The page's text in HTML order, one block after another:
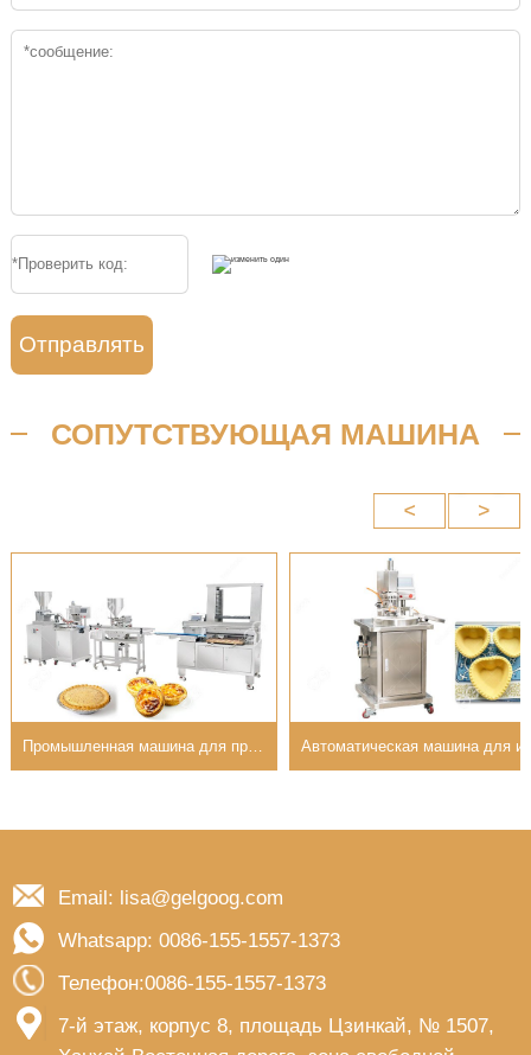
Отправлять
СОПУТСТВУЮЩАЯ МАШИНА
Цена на коммерческую машину для прессования тарталеток с управлением PLC
Email: lisa@gelgoog.com
Whatsapp: 0086-155-1557-1373
Телефон:0086-155-1557-1373
7-й этаж, корпус 8, площадь Цзинкай, № 1507,